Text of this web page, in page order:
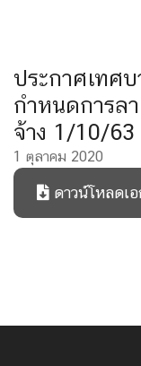
ประกาศเทศ
กำหนดการล
จ้าง 1/10/63
1 ตุลาคม 2020
ดาวน์โหลดเ